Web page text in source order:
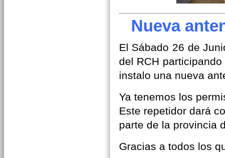
Nueva
El Sábado 26 de
del RCH
instalo una nueva
Ya tenemos los
Este repetidor dará
parte de la provincia
Gracias a todos los